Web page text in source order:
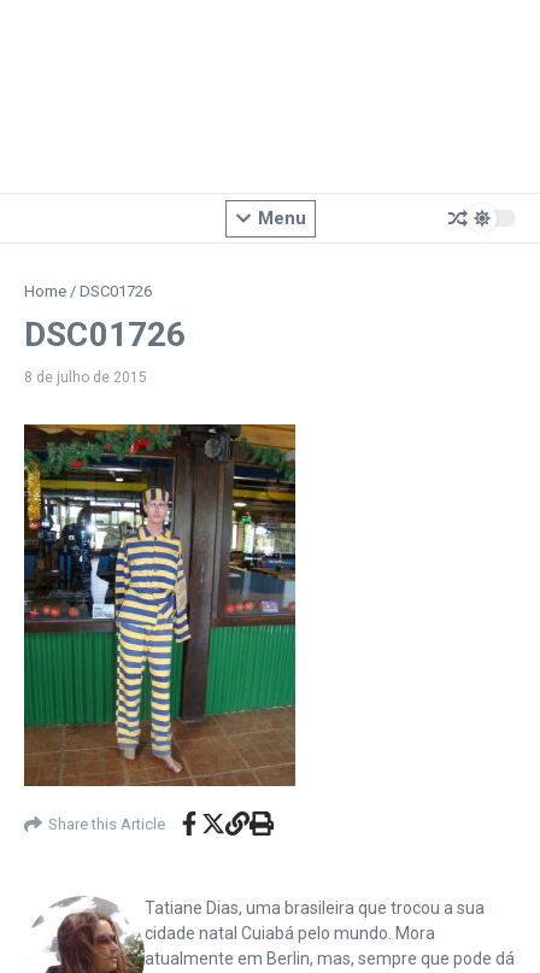
Menu
Home / DSC01726
DSC01726
8 de julho de 2015
Share this Article
Tatiane Dias, uma brasileira que trocou a sua
cidade natal Cuiabá pelo mundo. Mora
atualmente em Berlin, mas, sempre que pode dá